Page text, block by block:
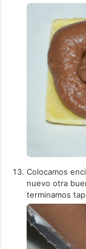
Colocamos
nuevo otra
terminamos